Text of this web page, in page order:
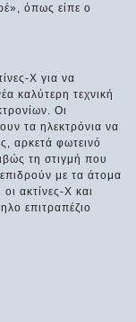
όπως είπε ο
Χ για να
καλύτερη τεχνική
Οι
τα ηλεκτρόνια να
αρκετά φωτεινό
τη στιγμή που
με τα άτομα
ακτίνες-Χ και
επιτραπέζιο